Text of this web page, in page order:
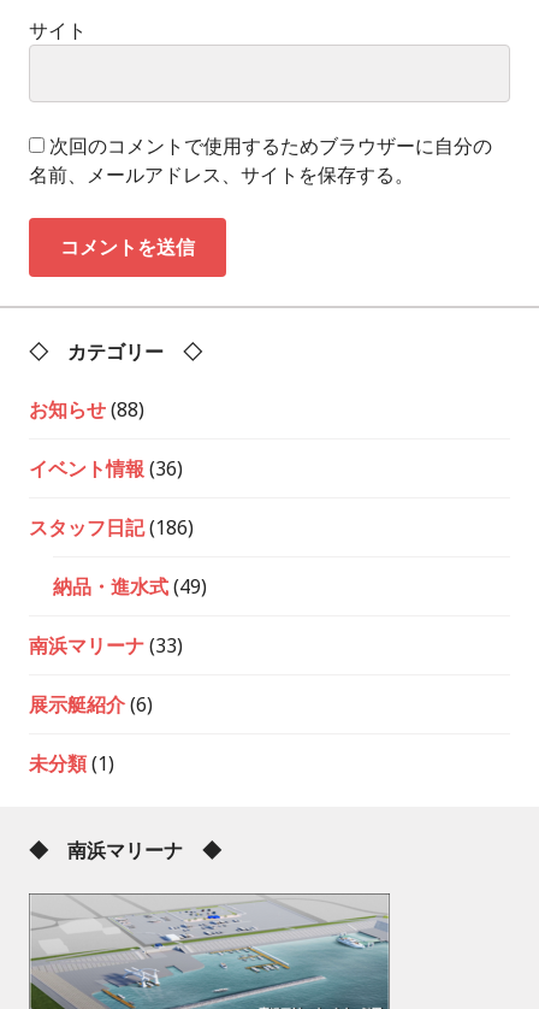
サイト
次回のコメントで使用するためブラウザーに自分の
名前、メールアドレス、サイトを保存する。
◇ カテゴリー ◇
お知らせ(88)
イベント情報 (36)
スタッフ日記(186)
納品・進水式(49)
南浜マリーナ(33)
展示艇紹介(6)
未分類(1)
◆ 南浜マリーナ ◆